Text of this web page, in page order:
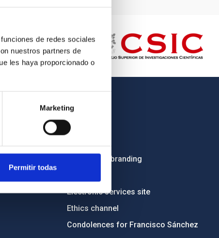
de redes sociales
nuestros partners de
les haya proporcionado o
Marketing
Permitir todas
OTHER LINKS
Employment
Institutional branding
Electronic services site
Ethics channel
Condolences for Francisco Sánchez